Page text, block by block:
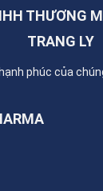
THƯƠNG
TRANG LY
phúc của